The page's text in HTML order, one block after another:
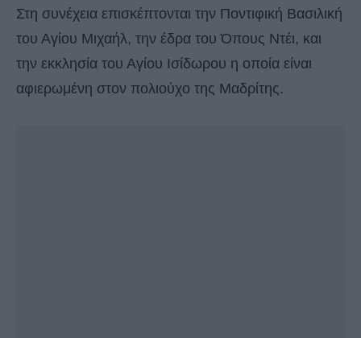
Στη συνέχεια επισκέπτονται την Ποντιφική Βασιλική
του Αγίου Μιχαήλ, την έδρα του Όπους Ντέι, και
την εκκλησία του Αγίου Ισίδωρου η οποία είναι
αφιερωμένη στον πολιούχο της Μαδρίτης.